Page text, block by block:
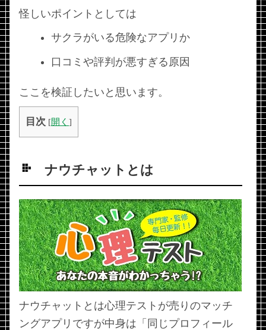
怪しいポイントとしては
サクラがいる危険なアプリか
口コミや評判が悪すぎる原因
ここを検証したいと思います。
目次 [開く ]
ナウチャットとは
ナウチャットとは心理テストが売りのマッチ
ングアプリですが中身は「同じプロフィール